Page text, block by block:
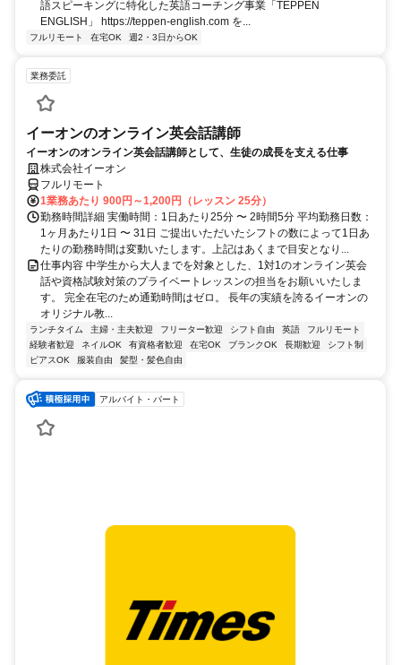
語スピーキングに特化した英語コーチング事業「TEPPEN
ENGLISH」 https://teppen-english.com を...
フルリモート 在宅OK 週2・3日からOK
業務委託
イーオンのオンライン英会話講師
イーオンのオンライン英会話講師として、生徒の成長を支える仕事
株式会社イーオン
フルリモート
1業務あたり 900円～1,200円（レッスン 25分）
勤務時間詳細 実働時間：1日あたり25分 〜 2時間5分 平均勤務日数：
1ヶ月あたり1日 〜 31日 ご提出いただいたシフトの数によって1日あ
たりの勤務時間は変動いたします。上記はあくまで目安となり...
仕事内容 中学生から大人までを対象とした、1対1のオンライン英会
話や資格試験対策のプライベートレッスンの担当をお願いいたしま
す。 完全在宅のため通勤時間はゼロ。 長年の実績を誇るイーオンの
オリジナル教...
ランチタイム 主婦・主夫歓迎 フリーター歓迎 シフト自由 英語
フルリモート
経験者歓迎
ネイルOK 有資格者歓迎 在宅OK ブランクOK 長期歓迎
シフト制
ピアスOK
服装自由 髪型・髪色自由
アルバイト・パート